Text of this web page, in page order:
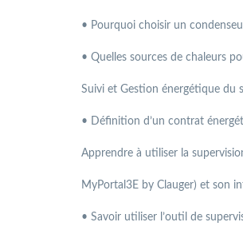
• Pourquoi choisir un
• Quelles sources de chaleurs
Suivi et Gestion énergétique du
• Définition d’un contrat
Apprendre à utiliser la
MyPortal3E by Clauger) et son
• Savoir utiliser l’outil de